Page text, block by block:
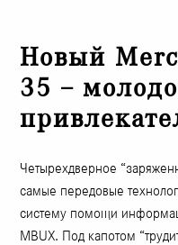
Новый
35 –
Четырехдверное
самые передовые
систему помощи
MBUX. Под капотом